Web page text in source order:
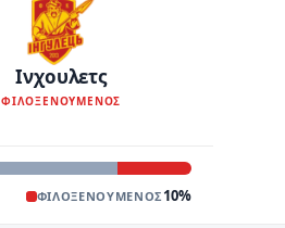
Ινχουλετς
ΦΙΛΟΞΕΝΟΥΜΕΝΟΣ
ΦΙΛΟΞΕΝΟΥΜΕΝΟΣ 10%